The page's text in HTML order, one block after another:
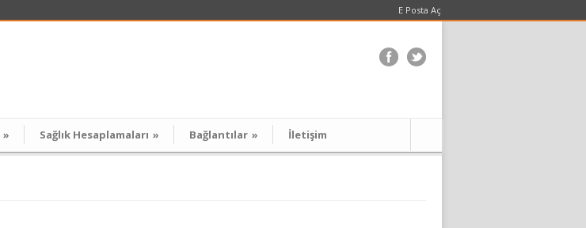
E Posta Aç
» Sağlık Hesaplamaları » Bağlantılar » İletişim